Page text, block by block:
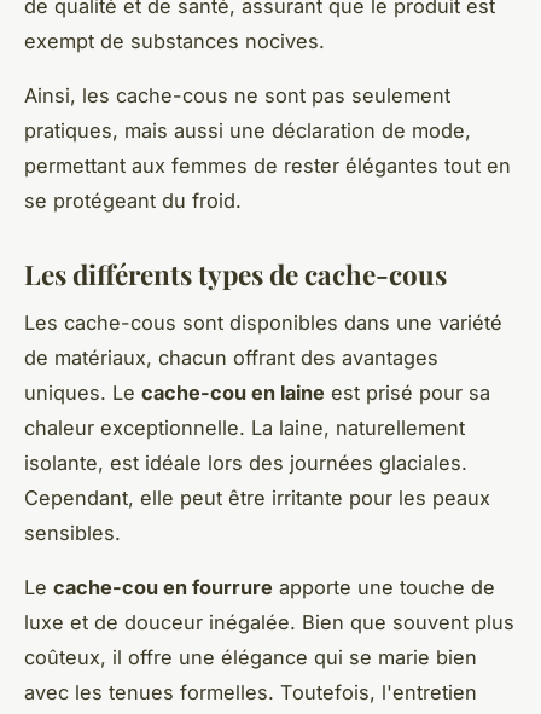
de qualité et de santé, assurant que le produit est
exempt de substances nocives.
Ainsi, les cache-cous ne sont pas seulement
pratiques, mais aussi une déclaration de mode,
permettant aux femmes de rester élégantes tout en
se protégeant du froid.
Les différents types de cache-cous
Les cache-cous sont disponibles dans une variété
de matériaux, chacun offrant des avantages
uniques. Le cache-cou en laine est prisé pour sa
chaleur exceptionnelle. La laine, naturellement
isolante, est idéale lors des journées glaciales.
Cependant, elle peut être irritante pour les peaux
sensibles.
Le cache-cou en fourrure apporte une touche de
luxe et de douceur inégalée. Bien que souvent plus
coûteux, il offre une élégance qui se marie bien
avec les tenues formelles. Toutefois, l'entretien